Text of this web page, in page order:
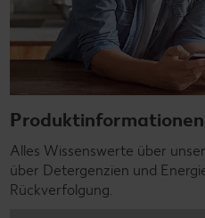
Produktinformationen
Alles Wissenswerte über
über Detergenzien und
Rückverfolgung.